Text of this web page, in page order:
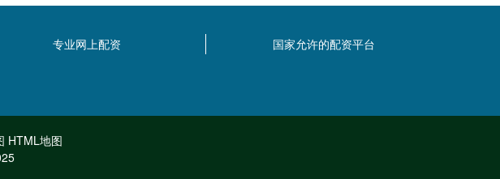
专业网上配资 国家允许的配资平台
HTML地图